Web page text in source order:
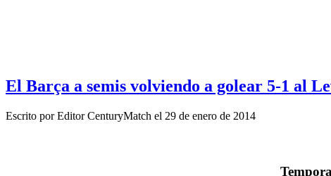
El Barça a semis volviendo a golear 5-1 al
Escrito porEditor CenturyMatch el 29 de enero de 2014